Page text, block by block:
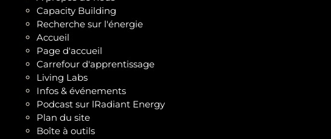
Capacity Building
Recherche sur l'énergie
Accueil
Page d'accueil
Carrefour d'apprentissage
Living Labs
Infos & événements
Podcast sur lRadiant Energy
Plan du site
Boîte à outils